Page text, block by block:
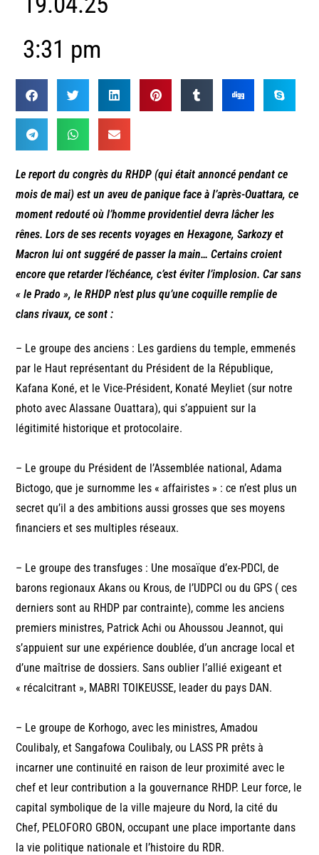
3:31 pm
Le report du congrès du RHDP (qui était annoncé pendant ce
mois de mai) est un aveu de panique face à l’après-Ouattara, ce
moment redouté où l’homme providentiel devra lâcher les
rênes. Lors de ses recents voyages en Hexagone, Sarkozy et
Macron lui ont suggéré de passer la main… Certains croient
encore que retarder l’échéance, c’est éviter l’implosion. Car sans
« le Prado », le RHDP n’est plus qu’une coquille remplie de
clans rivaux, ce sont :
– Le groupe des anciens : Les gardiens du temple, emmenés
par le Haut représentant du Président de la République,
Kafana Koné, et le Vice-Président, Konaté Meyliet (sur notre
photo avec Alassane Ouattara), qui s’appuient sur la
légitimité historique et protocolaire.
– Le groupe du Président de l’Assemblée national, Adama
Bictogo, que je surnomme les « affairistes » : ce n’est plus un
secret qu’il a des ambitions aussi grosses que ses moyens
financiers et ses multiples réseaux.
– Le groupe des transfuges : Une mosaïque d’ex-PDCI, de
barons regionaux Akans ou Krous, de l’UDPCI ou du GPS ( ces
derniers sont au RHDP par contrainte), comme les anciens
premiers ministres, Patrick Achi ou Ahoussou Jeannot, qui
s’appuient sur une expérience doublée, d’un ancrage local et
d’une maîtrise de dossiers. Sans oublier l’allié exigeant et
« récalcitrant », MABRI TOIKEUSSE, leader du pays DAN.
– Le groupe de Korhogo, avec les ministres, Amadou
Coulibaly, et Sangafowa Coulibaly, ou LASS PR prêts à
incarner une continuité en raison de leur proximité avec le
chef et leur contribution a la gouvernance RHDP. Leur force, le
capital symbolique de la ville majeure du Nord, la cité du
Chef, PELOFORO GBON, occupant une place importante dans
la vie politique nationale et l’histoire du RDR.